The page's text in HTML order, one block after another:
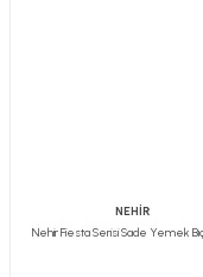
NEHİR
Nehir Fiesta Serisi Sade Yemek